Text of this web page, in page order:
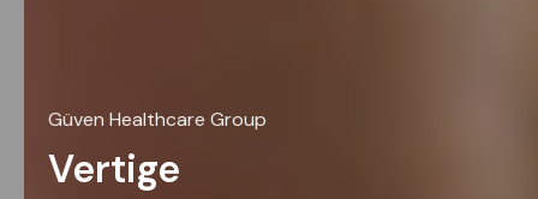
Güven Healthcare Group
Vertige